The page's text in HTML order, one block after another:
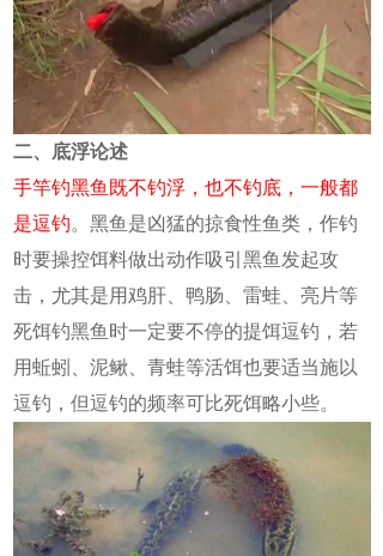
二、底浮论述
手竿钓黑鱼既不钓浮，也不钓底，一般都
是逗钓。黑鱼是凶猛的掠食性鱼类，作钓
时要操控饵料做出动作吸引黑鱼发起攻
击，尤其是用鸡肝、鸭肠、雷蛙、亮片等
死饵钓黑鱼时一定要不停的提饵逗钓，若
用蚯蚓、泥鳅、青蛙等活饵也要适当施以
逗钓，但逗钓的频率可比死饵略小些。